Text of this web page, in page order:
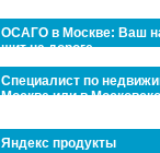
ОСАГО в Москве: Ваш
щит на дороге
Специалист по
Москве или в
Яндекс продукты